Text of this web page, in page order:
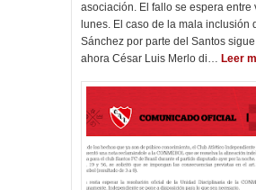
asociación. El fallo se espera entre
lunes. El caso de la mala inclusión
Sánchez por parte del Santos
ahora César Luis Merlo di… Leer